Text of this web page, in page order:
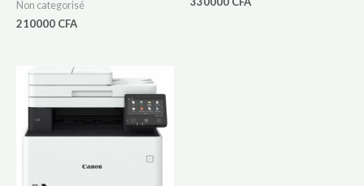
Non categorisé
210000 CFA